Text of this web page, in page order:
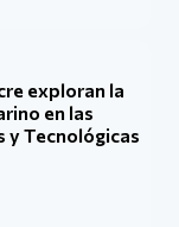
exploran la
en las
y Tecnológicas